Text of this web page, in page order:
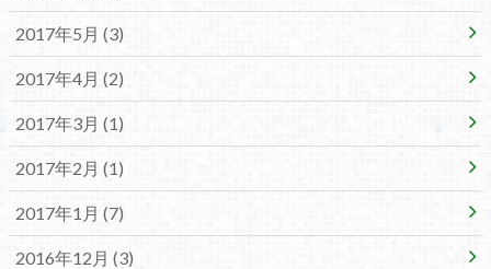
2017年5月 (3)
2017年4月 (2)
2017年3月 (1)
2017年2月 (1)
2017年1月 (7)
2016年12月 (3)